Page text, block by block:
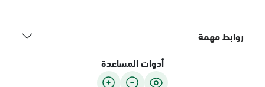
روابط مهمة
أدوات المساعدة